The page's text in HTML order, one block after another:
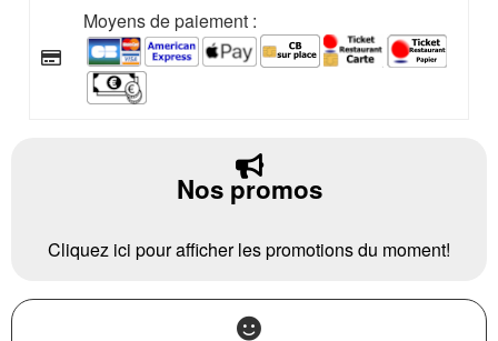
Moyens de paiement :
Nos promos
Cliquez ici pour afficher les promotions du moment!